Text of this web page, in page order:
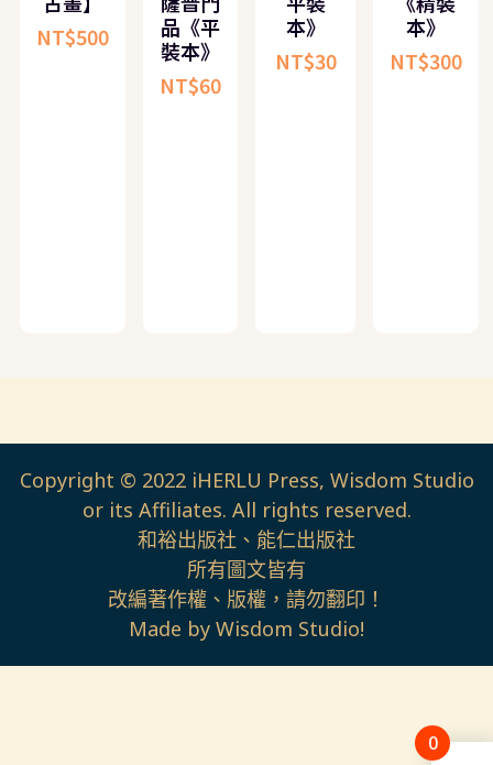
NT$500
品《平
裝本》
NT$60
本》
NT$30
本》
NT$300
Copyright © 2022 iHERLU Press, Wisdom Studio
or its Affiliates. All rights reserved.
和裕出版社、能仁出版社
所有圖文皆有
改編著作權、版權，請勿翻印！
Made by Wisdom Studio!
0